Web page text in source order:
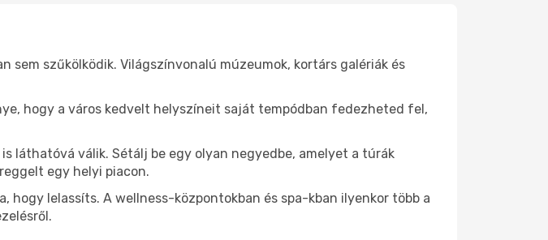
sem szűkölködik. Világszínvonalú múzeumok, kortárs galériák és
hogy a város kedvelt helyszíneit saját tempódban fedezheted fel,
láthatóvá válik. Sétálj be egy olyan negyedbe, amelyet a túrák
egy helyi piacon.
hogy lelassíts. A wellness-központokban és spa-kban ilyenkor több a